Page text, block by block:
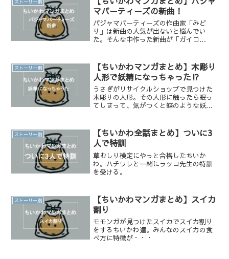
ストーリー別
マパーティーズの新曲！
パジャマパーティーズの作曲家「みど
り」は新曲の人気が出ないと悩んでい
た。そんな中作った新曲が「ガイコ
は・・・
ストーリー別
【ちいかわマンガまとめ】木彫り
人形で妖精になっちゃった⁉︎
うさぎがリサイクルショップで見つけた
木彫りの人形。その人形に触ったら眠っ
てしまって、気がつくと蝶のような妖精
ストーリー別
【ちいかわ全話まとめ】ついに3
人で特訓
草むしり検定にやっと合格したちいか
わ。ハチワレと一緒にラッコ先生の特訓
を受ける。
ストーリー別
【ちいかわマンガまとめ】スイカ
割り
モモンガが見つけたスイカでスイカ割り
をするちいかわ達。みんなのスイカの食
べ方に特徴が・・・